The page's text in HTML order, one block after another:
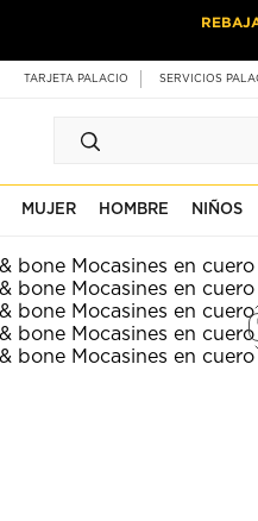
TARJETA PALACIO SERVICIOS
MUJER HOMBRE NIÑOS